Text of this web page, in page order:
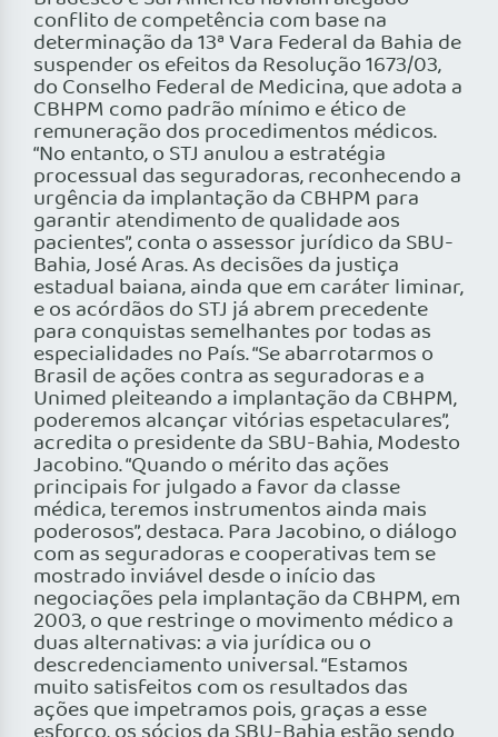
conflito de competência com base na
determinação da 13ª Vara Federal da Bahia de
suspender os efeitos da Resolução 1673/03,
do Conselho Federal de Medicina, que adota a
CBHPM como padrão mínimo e ético de
remuneração dos procedimentos médicos.
“No entanto, o STJ anulou a estratégia
processual das seguradoras, reconhecendo a
urgência da implantação da CBHPM para
garantir atendimento de qualidade aos
pacientes”, conta o assessor jurídico da SBU-
Bahia, José Aras. As decisões da justiça
estadual baiana, ainda que em caráter liminar,
e os acórdãos do STJ já abrem precedente
para conquistas semelhantes por todas as
especialidades no País. “Se abarrotarmos o
Brasil de ações contra as seguradoras e a
Unimed pleiteando a implantação da CBHPM,
poderemos alcançar vitórias espetaculares”,
acredita o presidente da SBU-Bahia, Modesto
Jacobino. “Quando o mérito das ações
principais for julgado a favor da classe
médica, teremos instrumentos ainda mais
poderosos”, destaca. Para Jacobino, o diálogo
com as seguradoras e cooperativas tem se
mostrado inviável desde o início das
negociações pela implantação da CBHPM, em
2003, o que restringe o movimento médico a
duas alternativas: a via jurídica ou o
descredenciamento universal. “Estamos
muito satisfeitos com os resultados das
ações que impetramos pois, graças a esse